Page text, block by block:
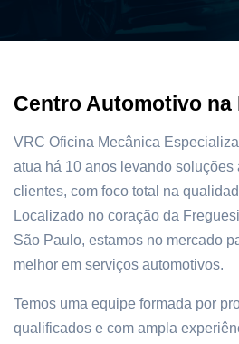
Centro Automotivo na
VRC Oficina Mecânica
atua há 10 anos levando soluções
clientes, com foco total na
Localizado no coração da
São Paulo, estamos no mercado
melhor em serviços automotivos.
Temos uma equipe formada por
qualificados e com ampla